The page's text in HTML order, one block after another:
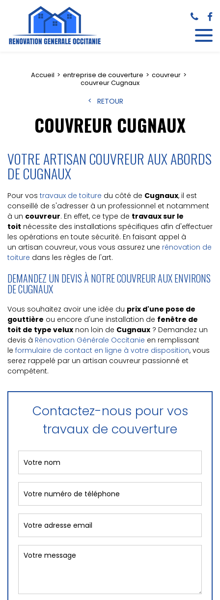
Accueil entreprise de couverture
couvreur
couvreur Cugnaux
RETOUR
COUVREUR CUGNAUX
VOTRE ARTISAN COUVREUR AUX ABORDS
DE CUGNAUX
Pour vos travaux de toiture du côté de Cugnaux, il est
conseillé de s'adresser à un professionnel et notamment
à un couvreur. En effet, ce type de travaux sur le
toit nécessite des installations spécifiques afin d'effectuer
les opérations en toute sécurité. En faisant appel à
un artisan couvreur, vous vous assurez une rénovation de
toiture dans les règles de l'art.
DEMANDEZ UN DEVIS À NOTRE COUVREUR AUX ENVIRONS
DE CUGNAUX
Vous souhaitez avoir une idée du prix d'une pose de
gouttière ou encore d'une installation de fenêtre de
toit de type velux non loin de Cugnaux ? Demandez un
devis à Rénovation Générale Occitanie en remplissant
le formulaire de contact en ligne à votre disposition, vous
serez rappelé par un artisan couvreur passionné et
compétent.
Contactez-nous pour vos
travaux de couverture